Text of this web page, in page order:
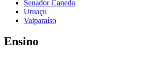
Senador Canedo
Uruaçu
Valparaíso
Ensino